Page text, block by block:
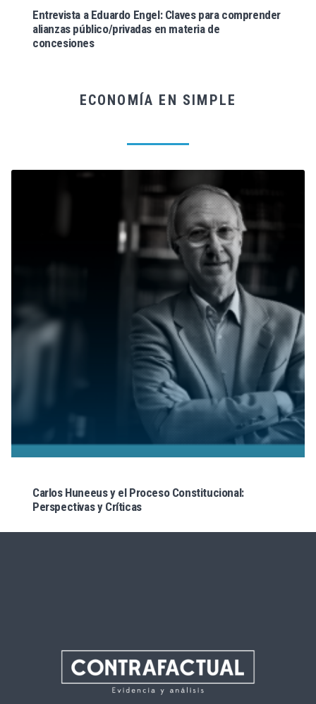
Entrevista a Eduardo Engel: Claves para comprender
alianzas público/privadas en materia de
concesiones
ECONOMÍA EN SIMPLE
Carlos Huneeus y el Proceso Constitucional:
Perspectivas y Críticas